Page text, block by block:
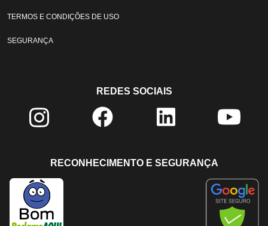
TERMOS E CONDIÇÕES DE USO
SEGURANÇA
REDES SOCIAIS
RECONHECIMENTO E SEGURANÇA